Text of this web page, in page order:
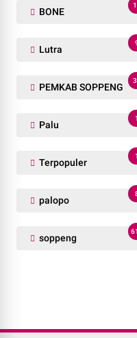
BONE
Lutra
PEMKAB SOPPENG
Palu
1
Terpopuler
1
palopo
soppeng